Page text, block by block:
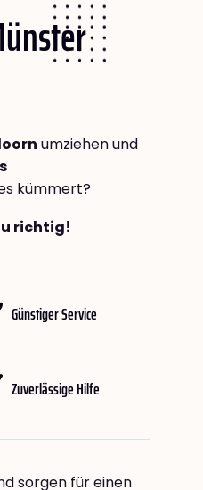
umziehen und
kümmert?
richtig!
Günstiger Service
Zuverlässige Hilfe
sorgen für einen